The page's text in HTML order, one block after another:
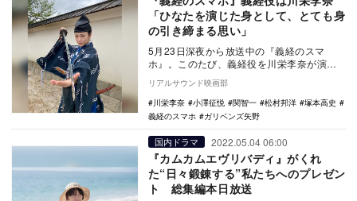
「ひなたを演じた身として、とても身
の引き締まる思い」
5月23日深夜から放送中の『義経のスマ
ホ』。このたび、義経役を川栄李奈が演じ
ていることが発表され、キャストからのコ
メントが公開さ…
リアルサウンド映画部
川栄李奈
小澤征悦 関智一 松村邦洋
塚本高史
義経のスマホ
ガリベンズ矢野
国内ドラマ 2022.05.04 06:00
『カムカムエヴリバディ』がくれ
た“日々鍛錬する”私たちへのプレゼン
ト 総集編本日放送